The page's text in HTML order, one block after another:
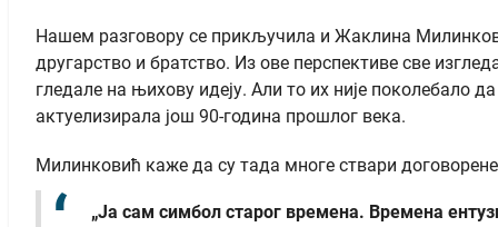
Нашем разговору се прикључила и Жаклина
другарство и братство. Из ове перспективе све
гледале на њихову идеју. Али то их није поколебало
актуелизирала још 90-година прошлог века.
Милинковић каже да су тада многе ствари
„Ја сам симбол старог времена. Времена